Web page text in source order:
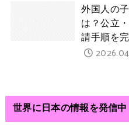
外国人の
は？公立
請手順を
世界に日本の情報を発信中